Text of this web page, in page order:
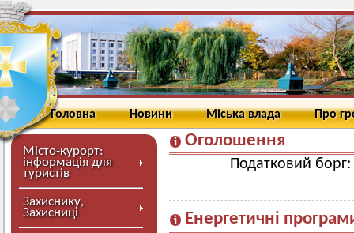
Головна Новини Міська влада Про
Місто-курорт:
інформація для
туристів
Захиснику,
Захисниці
Оголошення
Податковий
Енергетичні